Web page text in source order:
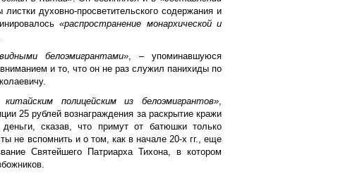
духовно-просветительского содержания и
«распространение монархической и
белоэмигрантами», – упоминавшуюся
и то, что он не раз служил панихиды по
полицейским из белоэмигрантов»,
25 рублей вознаграждения за раскрытие кражи
сказав, что примут от батюшки только
не вспомнить и о том, как в начале 20-х гг., еще
Святейшего Патриарха Тихона, в котором